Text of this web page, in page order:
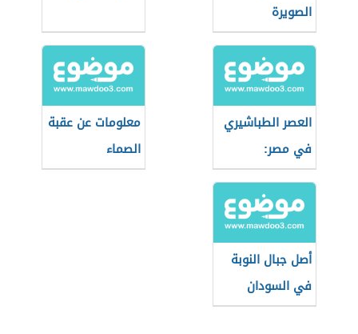
الصويرة
العصر الطباشيري
في مصر:
الجيولوجيا
والأحداث
معلومات عن عقبة
الصماء
أصل جبال النوبة
في السودان